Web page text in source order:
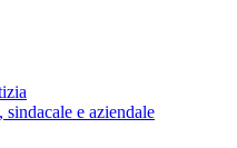
e aziendale